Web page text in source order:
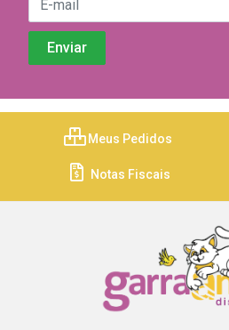
Meus Pedidos
Notas Fiscais